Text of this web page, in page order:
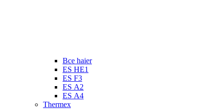
Все haier
ES HE1
ES F3
ES А2
ES А4
Thermex